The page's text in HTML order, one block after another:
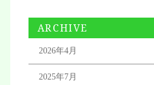
ARCHIVE
2026年4月
2025年7月